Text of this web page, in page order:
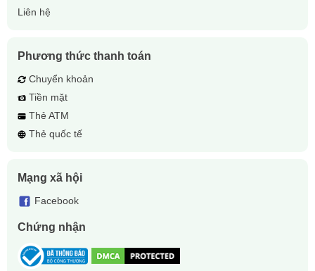
Liên hệ
Phương thức thanh toán
Chuyển khoản
Tiền mặt
Thẻ ATM
Thẻ quốc tế
Mạng xã hội
Facebook
Chứng nhận